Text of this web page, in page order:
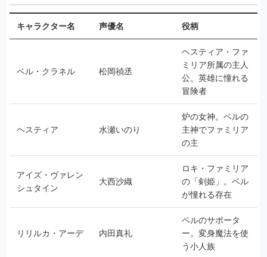
キャラクター名 声優名 役柄
ベル・クラネル 松岡禎丞
ヘスティア・ファ
ミリア所属の主人
公。英雄に憧れる
冒険者
ヘスティア 水瀬いのり
炉の女神。ベルの
主神でファミリア
の主
アイズ・ヴァレン
シュタイン
大西沙織
ロキ・ファミリア
の「剣姫」。ベル
が憧れる存在
リリルカ・アーデ 内田真礼
ベルのサポータ
ー。変身魔法を使
う小人族